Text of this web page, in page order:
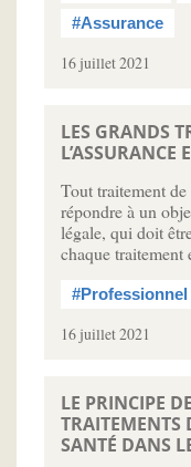
#Assurance
16 juillet 2021
LES GRANDS
L’ASSURANCE
Tout traitement
répondre à un
légale, qui doit
chaque
#Professionnel
16 juillet 2021
LE PRINCIPE
TRAITEMENTS
SANTÉ DANS